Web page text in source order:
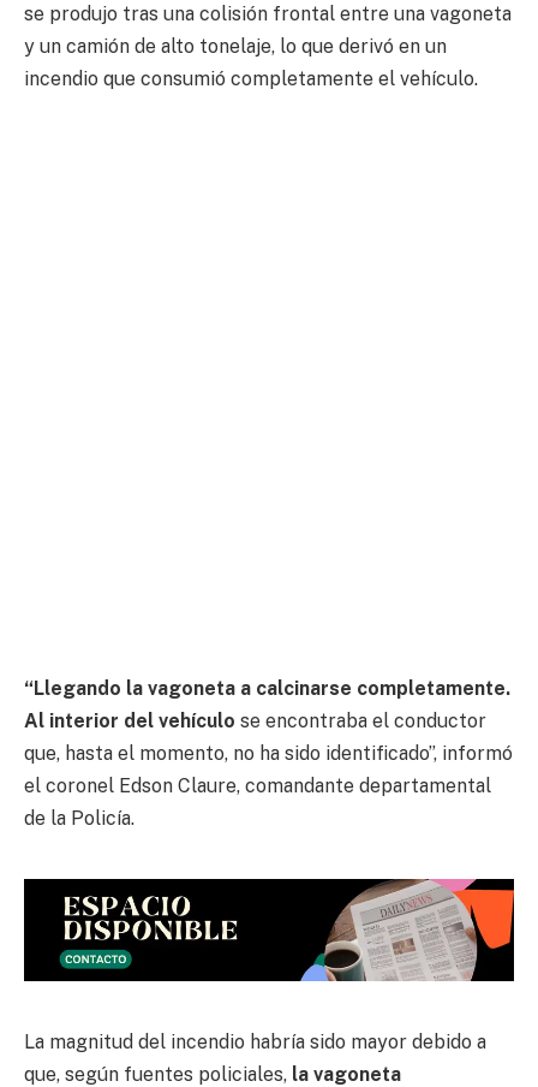
se produjo tras una colisión frontal entre una vagoneta
y un camión de alto tonelaje, lo que derivó en un
incendio que consumió completamente el vehículo.
“Llegando la vagoneta a calcinarse completamente.
Al interior del vehículo se encontraba el conductor
que, hasta el momento, no ha sido identificado”, informó
el coronel Edson Claure, comandante departamental
de la Policía.
La magnitud del incendio habría sido mayor debido a
que, según fuentes policiales, la vagoneta